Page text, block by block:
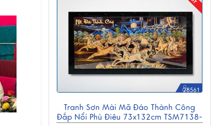
28561
Tranh Sơn Mài Mã Đáo Thành Công
Đắp Nổi Phù Điêu 73x132cm TSM7138-